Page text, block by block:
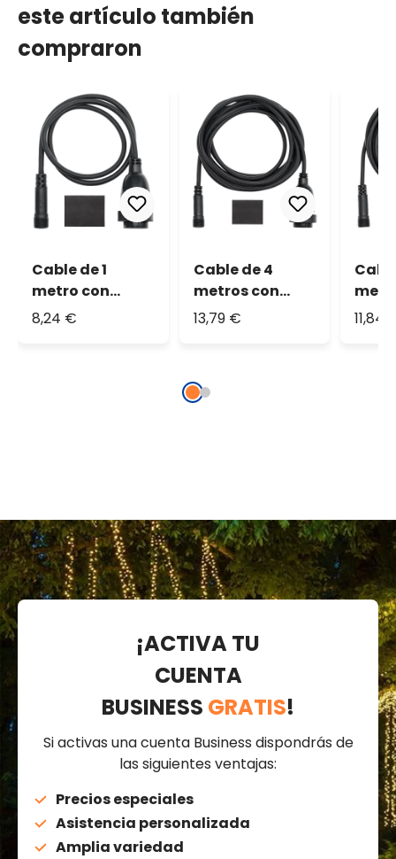
este artículo también
compraron
Cable de 1
metro con
Portalámpara
8,24 €
Cable de 4
metros con
Portalámpara
13,79 € 11,84
¡ACTIVA TU
CUENTA
BUSINESS GRATIS!
Si activas una cuenta Business dispondrás de
las siguientes ventajas:
Precios especiales
Asistencia personalizada
Amplia variedad